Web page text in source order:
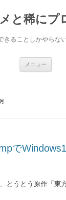
と稀にプ
きることしかやらない
メニュー
で
とうとう原作「東